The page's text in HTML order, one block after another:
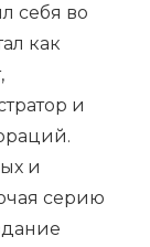
себя во
как
и
и
серию